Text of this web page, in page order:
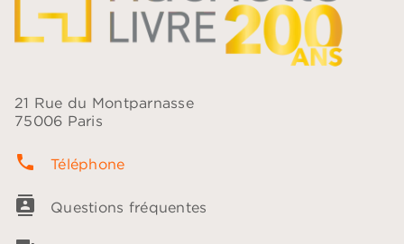
21 Rue du Montparnasse
75006 Paris
phone Téléphone
contacts Questions fréquentes